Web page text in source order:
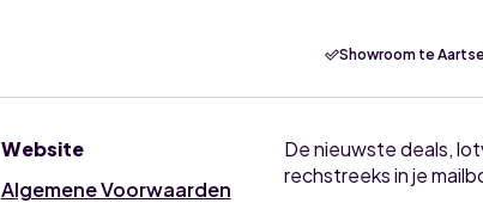
Showroom te
Website
Algemene Voorwaarden
De nieuwste deals,
rechstreeks in je